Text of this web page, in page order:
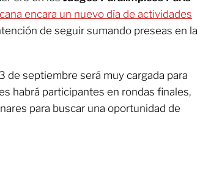
encara un nuevo día de actividades
de seguir sumando preseas en la
de septiembre será muy cargada para
habrá participantes en rondas finales,
para buscar una oportunidad de